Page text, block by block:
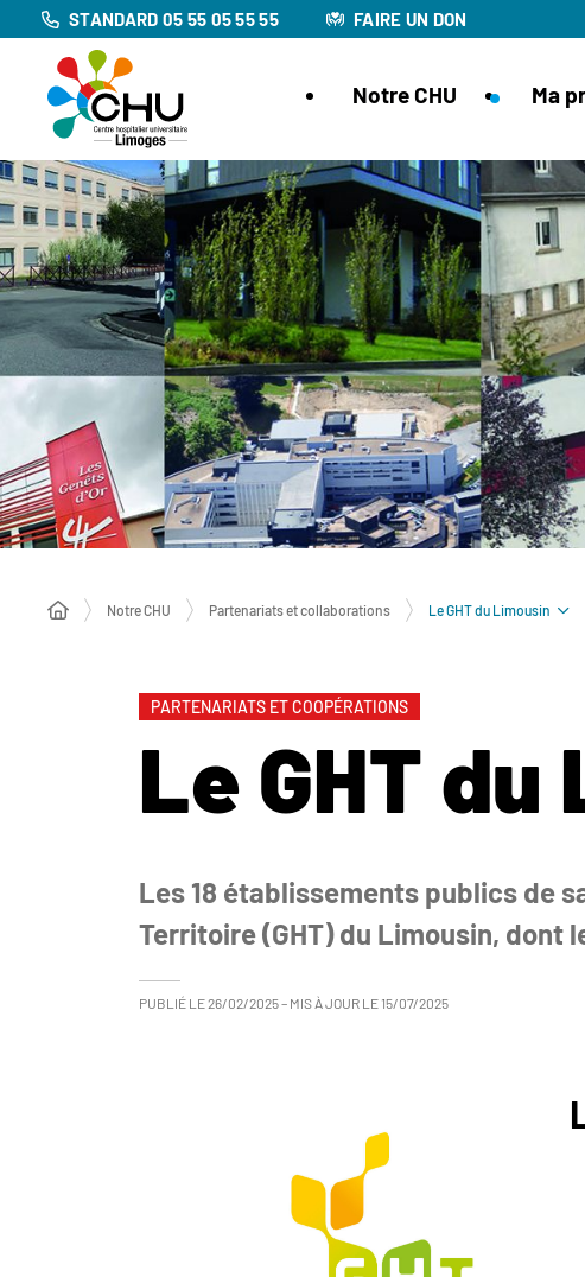
STANDARD 05 55 05 55 55 FAIRE UN DON
Notre CHU Ma
Notre CHU Partenariats et collaborations Le GHT du Limousin
PARTENARIATS ET COOPÉRATIONS
Le GHT
Les 18 établissements publics de
Territoire (GHT) du Limousin, dont
PUBLIÉ LE26/02/2025– MIS À JOUR LE 15/07/2025